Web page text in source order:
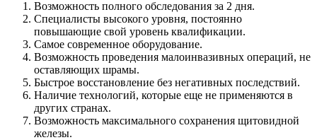
Возможность полного обследования за 2 дня.
Специалисты высокого уровня, постоянно
повышающие свой уровень квалификации.
Самое современное оборудование.
Возможность проведения малоинвазивных операций, не
оставляющих шрамы.
Быстрое восстановление без негативных последствий.
Наличие технологий, которые еще не применяются в
других странах.
Возможность максимального сохранения щитовидной
железы.